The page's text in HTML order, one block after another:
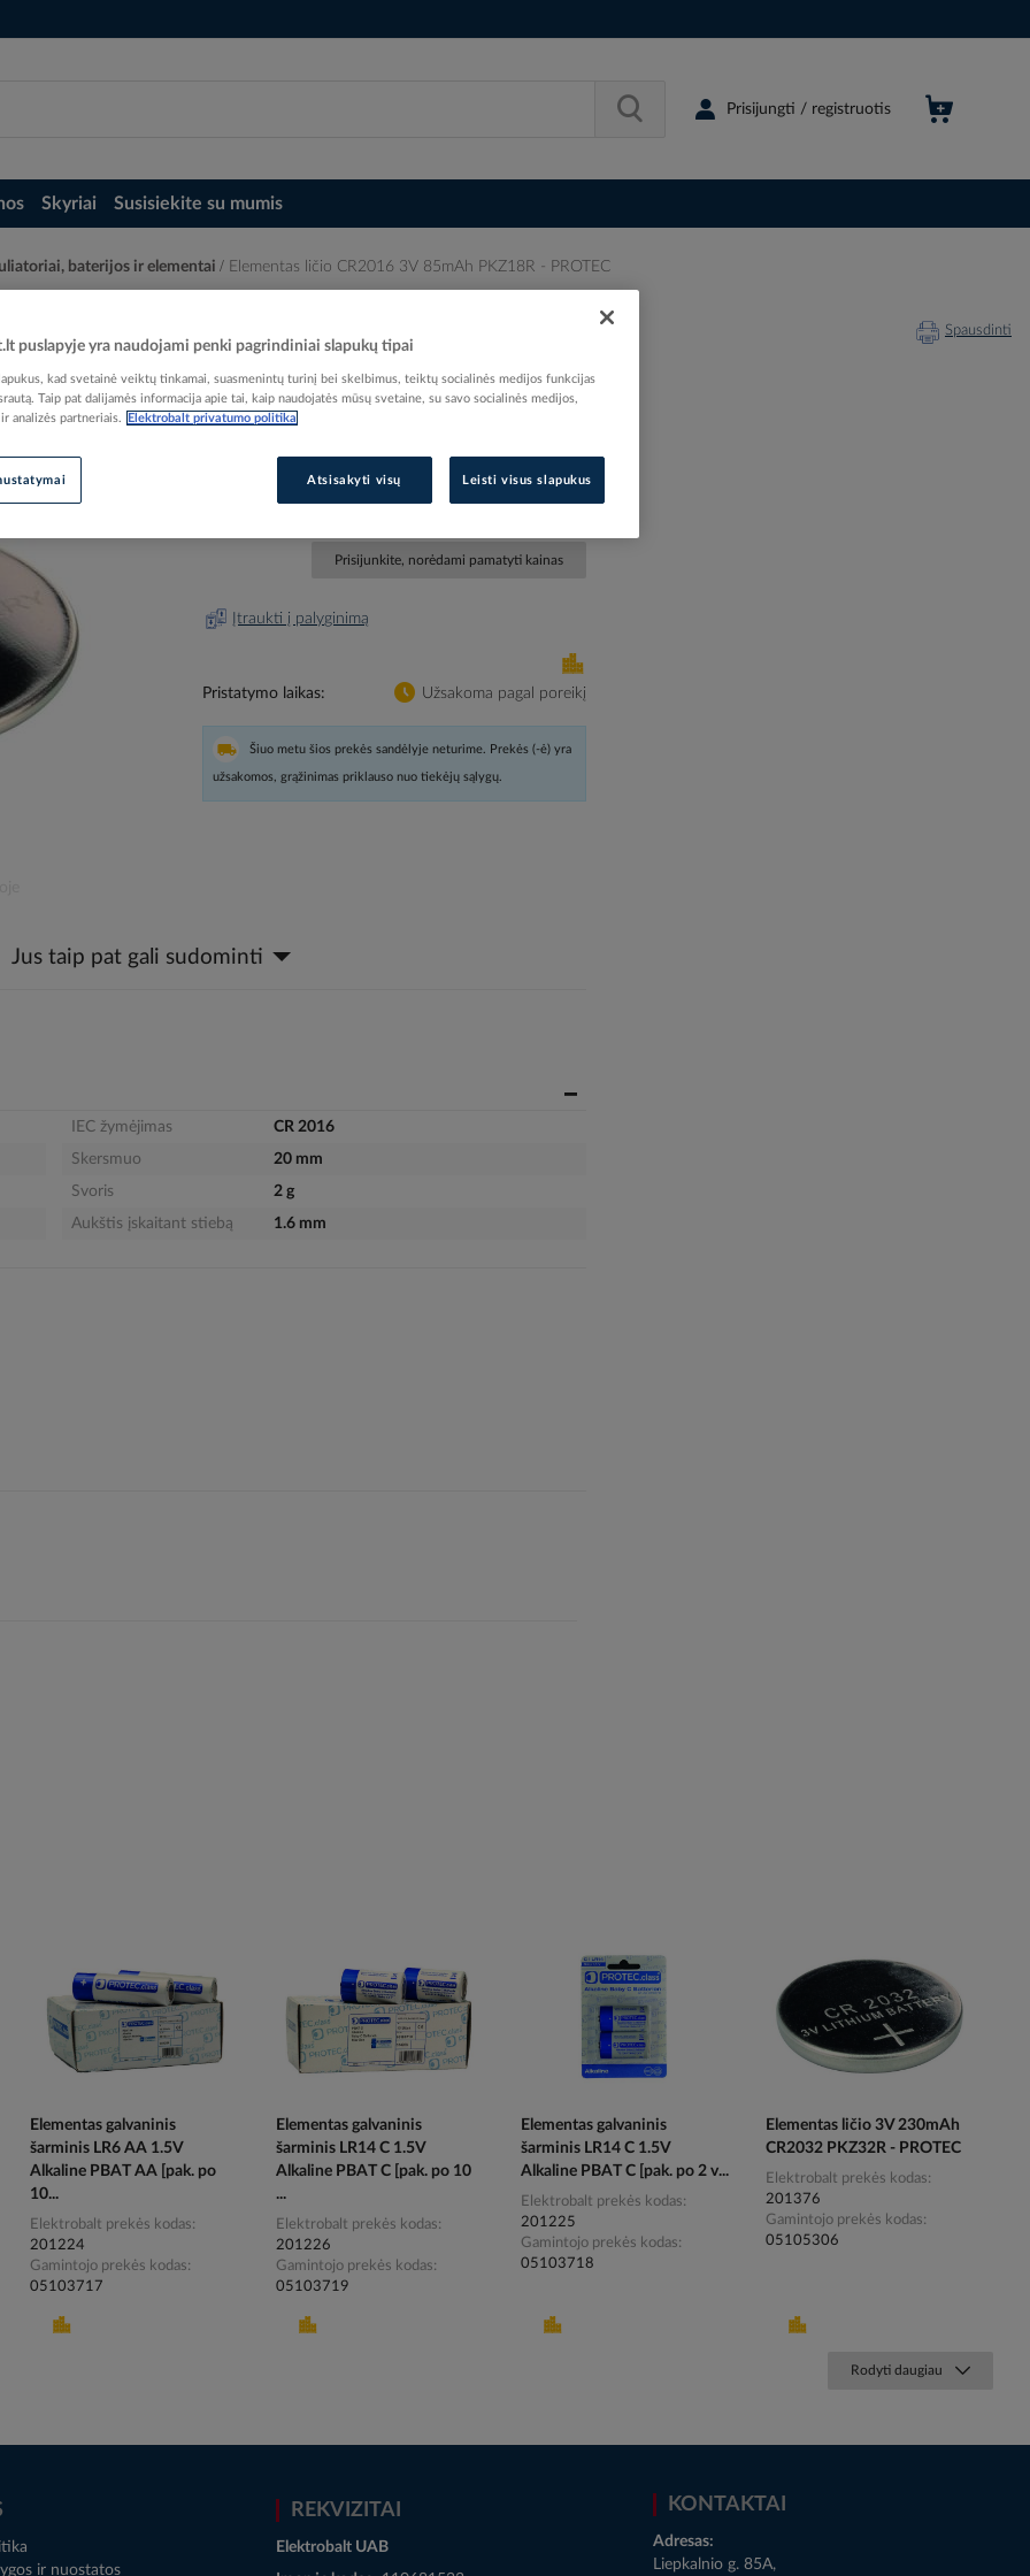
Prisijungti / registruotis
Skyriai Susisiekite su mumis
baterijos ir elementai Elementas ličio CR2016 3V 85mAh PKZ18R - PROTEC
- PROTEC Spausdinti
Elektrobalt prekės kodas
201427
4016705154340
Gamintojo prekės kodas
05105434
Prisijunkite, norėdami pamatyti kainas
Įtraukti į palyginimą
Pristatymo laikas Užsakoma pagal poreikį
Šiuo metu šios prekės sandėlyje neturime. Prekės (-ė) yra
užsakomos, grąžinimas priklauso nuo tiekėjų sąlygų.
Jus taip pat gali sudominti
IEC žymėjimas
CR 2016
Skersmuo
20 mm
Svoris
2 g
Aukštis įskaitant stiebą
1.6 mm
Elementas galvaninis
šarminis LR6 AA 1.5V
Alkaline PBAT AA [pak. po
10...
Elektrobalt prekės kodas
201224
Gamintojo prekės kodas
05103717
Elementas galvaninis
šarminis LR14 C 1.5V
Alkaline PBAT C [pak. po 10
...
Elektrobalt prekės kodas
201226
Gamintojo prekės kodas
05103719
Elementas galvaninis
šarminis LR14 C 1.5V
Alkaline PBAT C [pak. po 2 v...
Elektrobalt prekės kodas
201225
Gamintojo prekės kodas
05103718
Elementas ličio 3V 230mAh
CR2032 PKZ32R - PROTEC
Elektrobalt prekės kodas
201376
Gamintojo prekės kodas
05105306
Rodyti daugiau
ir nuostatos
REKVIZITAI
Elektrobalt UAB
KONTAKTAI
Adresas:
Liepkalnio g. 85A,
puslapyje yra naudojami penki pagrindiniai slapukų tipai
kad svetainė veiktų tinkamai, suasmenintų turinį bei skelbimus, teiktų socialinės medijos funkcijas
Taip pat dalijamės informacija apie tai, kaip naudojatės mūsų svetaine, su savo socialinės medijos,
analizės partneriais.
Elektrobalt privatumo politika
Atsisakyti visų Leisti visus slapukus